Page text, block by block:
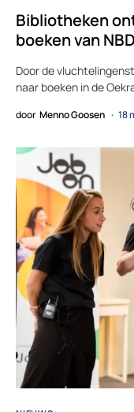
Bibliotheken
boeken van
Door de
naar boeken in de
door Menno Goosen 18